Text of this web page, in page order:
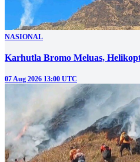
NASIONAL
Karhutla Bromo Meluas,
07 Aug 2026 13:00 UTC